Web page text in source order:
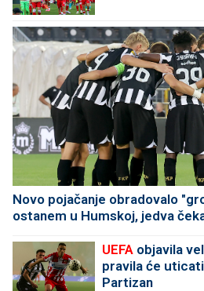
Novo pojačanje obradovalo
ostanem u Humskoj, jedva
UEFA objavila
pravila će
Partizan